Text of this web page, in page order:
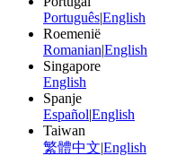
Português|English
Roemenië
Romanian|English
Singapore
English
Spanje
Español|English
Taiwan
繁體中文|English